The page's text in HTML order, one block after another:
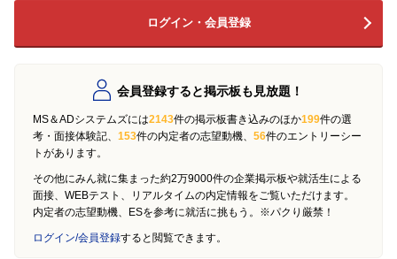
ログイン・会員登録
会員登録すると掲示板も見放題！
MS＆ADシステムズには2143件の掲示板書き込みのほか199件の選
考・面接体験記、 153件の内定者の志望動機、 56件のエントリーシー
トがあります。
その他にみん就に集まった約2万9000件の企業掲示板や就活生による
面接、WEBテスト、リアルタイムの内定情報をご覧いただけます。
内定者の志望動機、ESを参考に就活に挑もう。※パクり厳禁！
ログイン/会員登録すると閲覧できます。